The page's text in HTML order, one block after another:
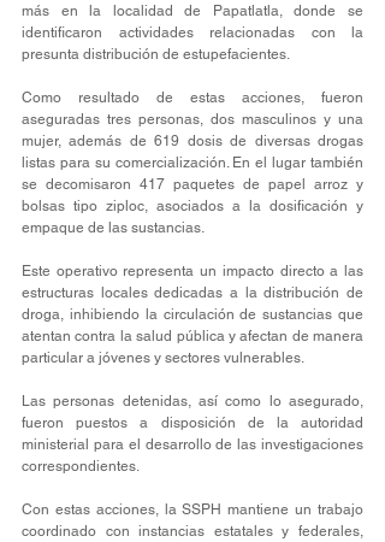
más en la localidad de Papatlatla, donde se
identificaron actividades relacionadas con la
presunta distribución de estupefacientes.
Como resultado de estas acciones, fueron
aseguradas tres personas, dos masculinos y una
mujer, además de 619 dosis de diversas drogas
listas para su comercialización. En el lugar también
se decomisaron 417 paquetes de papel arroz y
bolsas tipo ziploc, asociados a la dosificación y
empaque de las sustancias.
Este operativo representa un impacto directo a las
estructuras locales dedicadas a la distribución de
droga, inhibiendo la circulación de sustancias que
atentan contra la salud pública y afectan de manera
particular a jóvenes y sectores vulnerables.
Las personas detenidas, así como lo asegurado,
fueron puestos a disposición de la autoridad
ministerial para el desarrollo de las investigaciones
correspondientes.
Con estas acciones, la SSPH mantiene un trabajo
coordinado con instancias estatales y federales,